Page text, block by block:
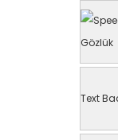
Text